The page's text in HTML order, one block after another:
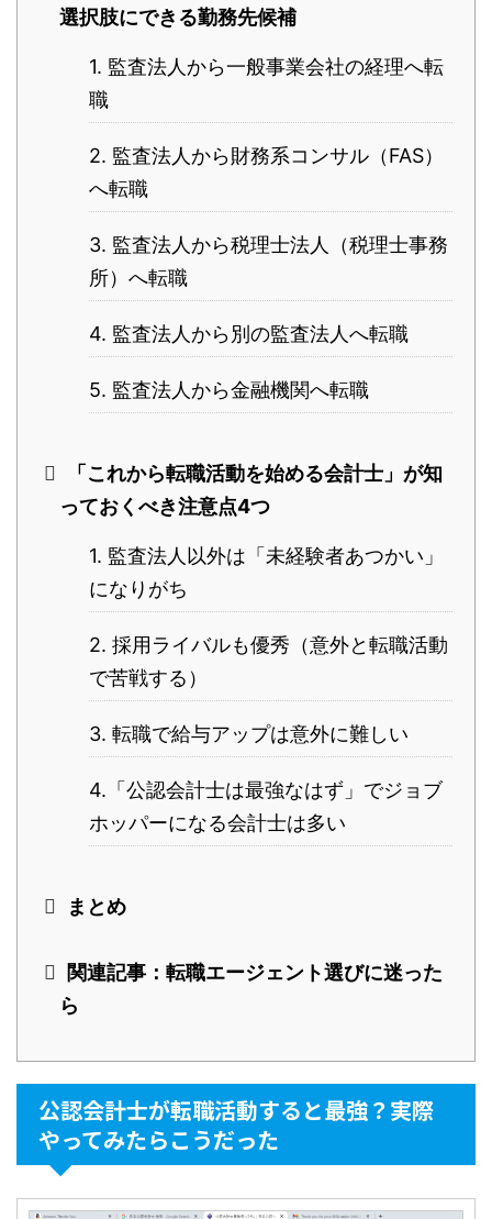
選択肢にできる勤務先候補
1. 監査法人から一般事業会社の経理へ転
職
2. 監査法人から財務系コンサル（FAS）
へ転職
3. 監査法人から税理士法人（税理士事務
所）へ転職
4. 監査法人から別の監査法人へ転職
5. 監査法人から金融機関へ転職
「これから転職活動を始める会計士」が知
っておくべき注意点4つ
1. 監査法人以外は「未経験者あつかい」
になりがち
2. 採用ライバルも優秀（意外と転職活動
で苦戦する）
3. 転職で給与アップは意外に難しい
4.「公認会計士は最強なはず」でジョブ
ホッパーになる会計士は多い
まとめ
関連記事：転職エージェント選びに迷った
ら
公認会計士が転職活動すると最強？実際
やってみたらこうだった